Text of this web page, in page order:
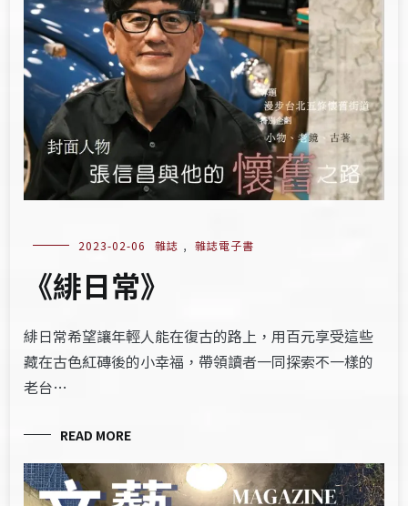
2023-02-06 雜誌 , 雜誌電子書
《緋日常》
緋日常希望讓年輕人能在復古的路上，用百元享受這些
藏在古色紅磚後的小幸福，帶領讀者一同探索不一樣的
老台…
READ MORE